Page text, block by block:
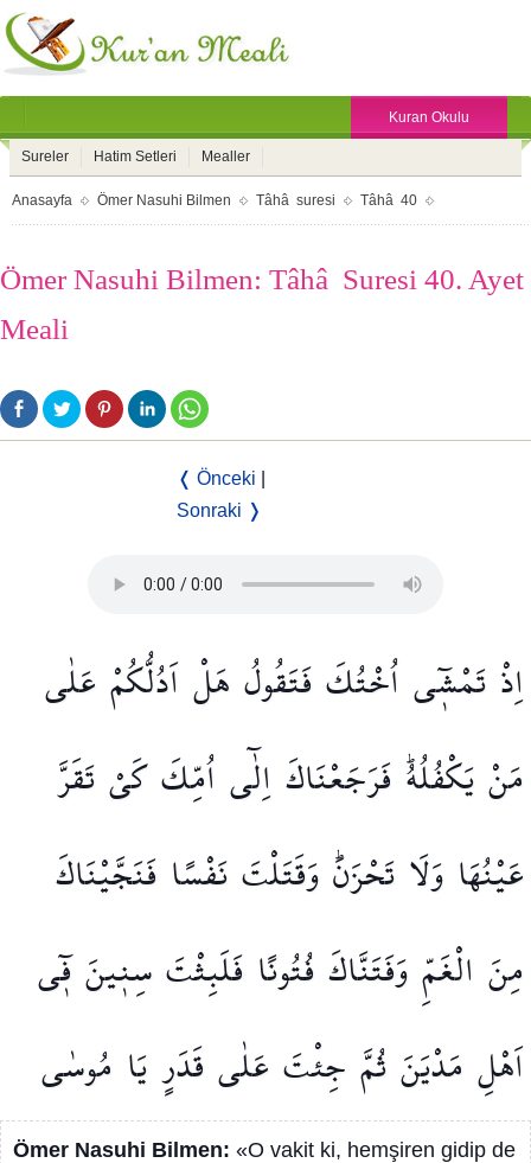
Kuran Okulu
Sureler Hatim Setleri Mealler
Anasayfa Ömer Nasuhi Bilmen Tâhâ suresi Tâhâ 40
Ömer Nasuhi Bilmen: Tâhâ Suresi 40. Ayet
Meali
❬ Önceki
Sonraki ❭
اِذْ تَمْش۪ٓي اُخْتُكَفَتَقُولُ هَلْاَدُلُّكُمْ عَلٰى
مَنْيَكْفُلُهُۜ فَرَجَعْنَاكَاِلٰٓى اُمِّكَكَيْتَقَرَّ
عَيْنُهَا وَلَا تَحْزَنَۜوَقَتَلْتَنَفْسًا فَنَجَّيْنَاكَ
مِنَ الْغَمِّوَفَتَنَّاكَ فُتُونًا۠ فَلَبِثْتَسِن۪ينَف۪ٓي
اَهْلِ مَدْيَنَثُمَّ جِئْتَ عَلٰى قَدَرٍيَا مُوسٰى
Ömer Nasuhi Bilmen: «O vakit ki, hemşiren gidip de